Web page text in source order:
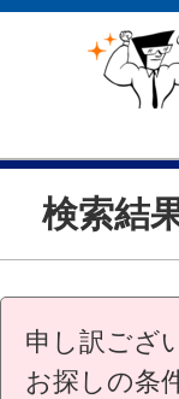
検索結
申し訳ござ
お探しの条